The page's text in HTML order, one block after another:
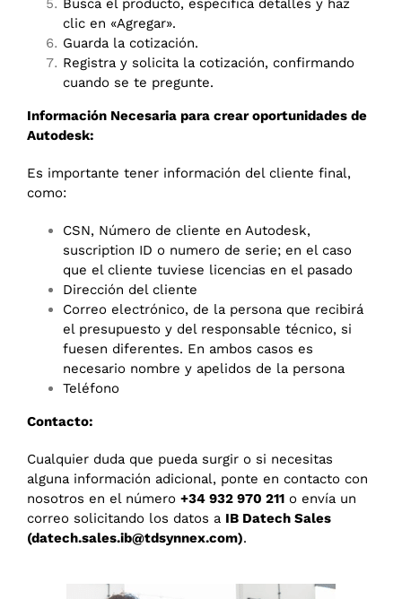
Busca el producto, especifica detalles y haz
clic en «Agregar».
Guarda la cotización.
Registra y solicita la cotización, confirmando
cuando se te pregunte.
Información Necesaria para crear oportunidades de
Autodesk:
Es importante tener información del cliente final,
como:
CSN, Número de cliente en Autodesk,
suscription ID o numero de serie; en el caso
que el cliente tuviese licencias en el pasado
Dirección del cliente
Correo electrónico, de la persona que recibirá
el presupuesto y del responsable técnico, si
fuesen diferentes. En ambos casos es
necesario nombre y apelidos de la persona
Teléfono
Contacto:
Cualquier duda que pueda surgir o si necesitas
alguna información adicional, ponte en contacto con
nosotros en el número +34 932 970 211 o envía un
correo solicitando los datos a IB Datech Sales
(datech.sales.ib@tdsynnex.com).